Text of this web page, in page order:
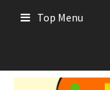
Top Menu